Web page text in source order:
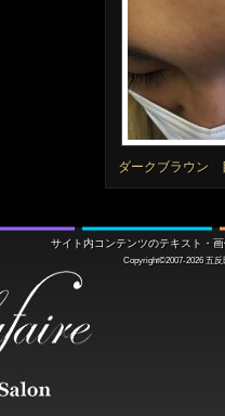
ダークブラウン
サイト内コンテンツのテキスト・
Copyright©2007-2026 五反